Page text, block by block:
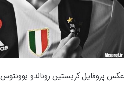
عکس پروفایل کریستین رونالدو یوونتوس